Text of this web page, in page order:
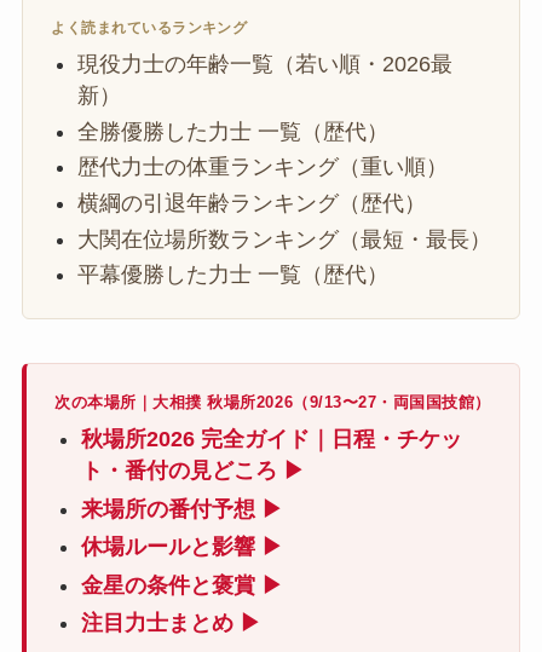
よく読まれているランキング
現役力士の年齢一覧（若い順・2026最
新）
全勝優勝した力士 一覧（歴代）
歴代力士の体重ランキング（重い順）
横綱の引退年齢ランキング（歴代）
大関在位場所数ランキング（最短・最長）
平幕優勝した力士 一覧（歴代）
次の本場所｜大相撲 秋場所2026（9/13〜27・両国国技館）
秋場所2026 完全ガイド｜日程・チケッ
ト・番付の見どころ ▶
来場所の番付予想 ▶
休場ルールと影響 ▶
金星の条件と褒賞 ▶
注目力士まとめ ▶